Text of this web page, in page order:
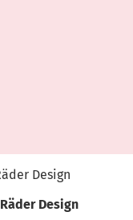
Design
Design